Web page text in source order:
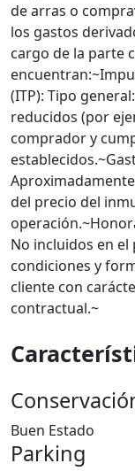
de arras o
los gastos
cargo de la parte
(ITP): Tipo
reducidos (por
comprador y
del precio del
No incluidos en el
condiciones y
cliente con
contractual.~
Buen Estado
Parking